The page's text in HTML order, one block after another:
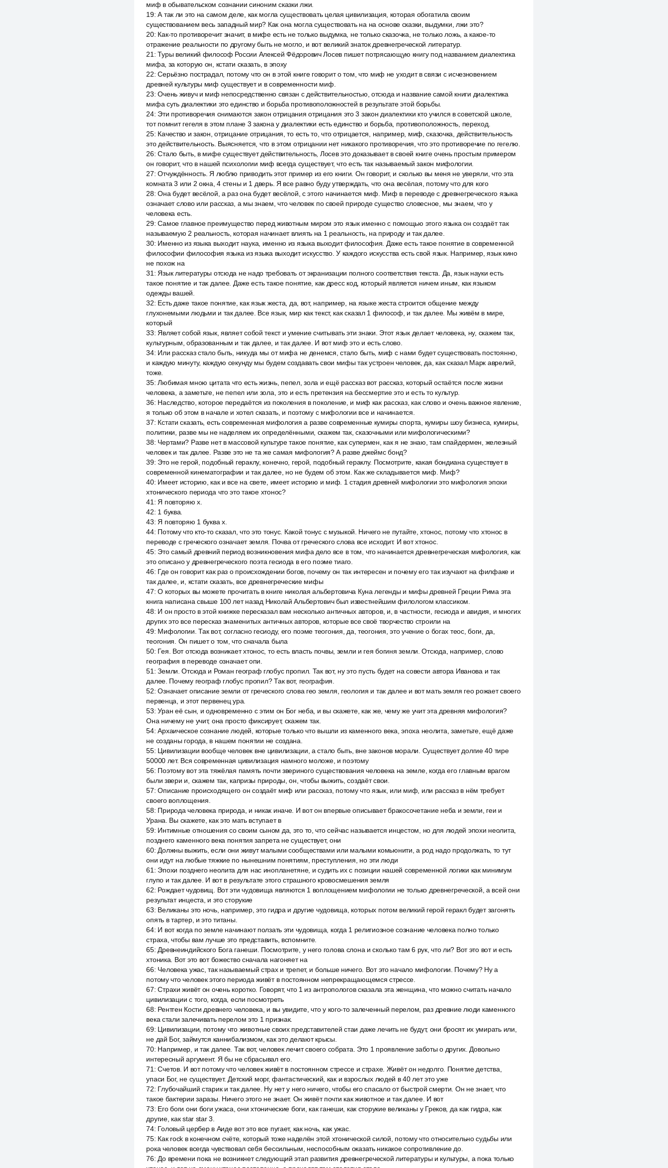
миф в обывательском сознании синоним сказки лжи.
19:А так ли это на самом деле, как могла существовать целая цивилизация, которая обогатила своим
существованием весь западный мир? Как она могла существовать на на основе сказки, выдумки, лжи это?
20: Как-то противоречит значит, в мифе есть не только выдумка, не только сказочка, не только ложь, а какое-то
отражение реальности по другому быть не могло, и вот великий знаток древнегреческой литератур.
21 :Туры великий философ России Алексей Фёдорович Лосев пишет потрясающую книгу под названием диалектика
мифа, за которую он, кстати сказать, в эпоху
22:Серьёзно пострадал, потому что он в этой книге говорит о том, что миф не уходит в связи с исчезновением
древней культуры миф существует и в современности миф.
23:Очень живуч и миф непосредственно связан с действительностью, отсюда и название самой книги диалектика
мифа суть диалектики это единство и борьба противоположностей в результате этой борьбы.
24: Эти противоречия снимаются закон отрицания отрицания это 3 закон диалектики кто учился в советской школе,
тот помнит гегеля в этом плане 3 закона у диалектики есть единство и борьба, противоположность, переход.
25: Качество и закон, отрицание отрицания, то есть то, что отрицается, например, миф, сказочка, действительность
это действительность. Выясняется, что в этом отрицании нет никакого противоречия, что это противоречие по гегелю.
26:Стало быть, в мифе существует действительность, Лосев это доказывает в своей книге очень простым примером
он говорит, что в нашей психологии миф всегда существует, что есть так называемый закон мифологии.
27:Отчуждённость. Я люблю приводить этот пример из его книги. Он говорит, и сколько вы меня не уверяли, что эта
комната 3 или 2 окна, 4 стены и 1 дверь. Я все равно буду утверждать, что она весёлая, потому что для кого
28:Она будет весёлой, а раз она будет весёлой, с этого начинается миф. Миф в переводе с древнегреческого языка
означает слово или рассказ, а мы знаем, что человек по своей природе существо словесное, мы знаем, что у
человека есть.
29:Самое главное преимущество перед животным миром это язык именно с помощью этого языка он создаёт так
называемую 2 реальность, которая начинает влиять на 1 реальность, на природу и так далее.
30: Именно из языка выходит наука, именно из языка выходит философия. Даже есть такое понятие в современной
философии философия языка из языка выходит искусство. У каждого искусства есть свой язык. Например, язык кино
не похож на
31 : Язык литературы отсюда не надо требовать от экранизации полного соответствия текста. Да, язык науки есть
такое понятие и так далее. Даже есть такое понятие, как дресс код, который является ничем иным, как языком
одежды вашей.
32: Есть даже такое понятие, как язык жеста, да, вот, например, на языке жеста строится общение между
глухонемыми людьми и так далее. Все язык, мир как текст, как сказал 1 философ, и так далее. Мы живём в мире,
который
33: Являет собой язык, являет собой текст и умение считывать эти знаки. Этот язык делает человека, ну, скажем так,
культурным, образованным и так далее, и так далее. И вот миф это и есть слово.
34: Или рассказ стало быть, никуда мы от мифа не денемся, стало быть, миф с нами будет существовать постоянно,
и каждую минуту, каждую секунду мы будем создавать свои мифы так устроен человек, да, как сказал Марк аврелий,
тоже.
35:Любимая мною цитата что есть жизнь, пепел, зола и ещё рассказ вот рассказ, который остаётся после жизни
человека, а заметьте, не пепел или зола, это и есть претензия на бессмертие это и есть то культур.
36: Наследство, которое передаётся из поколения в поколение, и миф как рассказ, как слово и очень важное явление,
я только об этом в начале и хотел сказать, и поэтому с мифологии все и начинается.
37: Кстати сказать, есть современная мифология а разве современные кумиры спорта, кумиры шоу бизнеса, кумиры,
политики, разве мы не наделяем их определёнными, скажем так, сказочными или мифологическими?
38: Чертами? Разве нет в массовой культуре такое понятие, как супермен, как я не знаю, там спайдермен, железный
человек и так далее. Разве это не та же самая мифология? А разве джеймс бонд?
39: Это не герой, подобный гераклу, конечно, герой, подобный гераклу. Посмотрите, какая бондиана существует в
современной кинематографии и так далее, но не будем об этом. Как же складывается миф. Миф?
40: Имеет историю, как и все на свете, имеет историю и миф. 1 стадия древней мифологии это мифология эпохи
хтонического периода что это такое хтонос?
41 : Я повторяю х.
42: 1 буква.
43: Я повторяю 1 буква х.
44: Потому что кто-то сказал, что это тонус. Какой тонус с музыкой. Ничего не путайте, хтонос, потому что хтонос в
переводе с греческого означает земля. Почва от греческого слова все исходит. И вот хтонос.
45: Это самый древний период возникновения мифа дело все в том, что начинается древнегреческая мифология, как
это описано у древнегреческого поэта гесиода в его поэме тиаго.
46: Где он говорит как раз о происхождении богов, почему он так интересен и почему его так изучают на филфаке и
так далее, и, кстати сказать, все древнегреческие мифы
47:О которых вы можете прочитать в книге николая альбертовича Куна легенды и мифы древней Греции Рима эта
книга написана свыше 100 лет назад Николай Альбертович был известнейшим филологом классиком.
48: И он просто в этой книжке пересказал вам несколько античных авторов, и, в частности, гесиода и авидия, и многих
других это все пересказ знаменитых античных авторов, которые все своё творчество строили на
49: Мифологии. Так вот, согласно гесиоду, его поэме теогония, да, теогония, это учение о богах теос, боги, да,
теогония. Он пишет о том, что сначала была
50: Гея. Вот отсюда возникает хтонос, то есть власть почвы, земли и гея богиня земли. Отсюда, например, слово
география в переводе означает опи.
51 :Земли. Отсюда и Роман географ глобус пропил. Так вот, ну это пусть будет на совести автора Иванова и так
далее. Почему географ глобус пропил? Так вот, география.
52:Означает описание земли от греческого слова гео земля, геология и так далее и вот мать земля гео рожает своего
первенца, и этот первенец ура.
53:Уран её сын, и одновременно с этим он Бог неба, и вы скажете, как же, чему же учит эта древняя мифология?
Она ничему не учит, она просто фиксирует, скажем так.
54:Архаическое сознание людей, которые только что вышли из каменного века, эпоха неолита, заметьте, ещё даже
не созданы города, в нашем понятии не создана.
55: Цивилизации вообще человек вне цивилизации, а стало быть, вне законов морали. Существует долгие 40 тире
50000 лет. Вся современная цивилизация намного моложе, и поэтому
56: Поэтому вот эта тяжёлая память почти звериного существования человека на земле, когда его главным врагом
были звери и, скажем так, капризы природы, он, чтобы выжить, создаёт свои.
57:Описание происходящего он создаёт миф или рассказ, потому что язык, или миф, или рассказ в нём требует
своего воплощения.
58: Природа человека природа, и никак иначе. И вот он впервые описывает бракосочетание неба и земли, геи и
Урана. Вы скажете, как это мать вступает в
59: Интимные отношения со своим сыном да, это то, что сейчас называется инцестом, но для людей эпохи неолита,
позднего каменного века понятия запрета не существует, они
60: Должны выжить, если они живут малыми сообществами или малыми комьюнити, а род надо продолжать, то тут
они идут на любые тяжкие по нынешним понятиям, преступления, но эти люди
61 : Эпохи позднего неолита для нас инопланетяне, и судить их с позиции нашей современной логики как минимум
глупо и так далее. И вот в результате этого страшного кровосмешения земля
62: Рождает чудовищ. Вот эти чудовища являются 1 воплощением мифологии не только древнегреческой, а всей они
результат инцеста, и это сторукие
63: Великаны это ночь, например, это гидра и другие чудовища, которых потом великий герой геракл будет загонять
опять в тартер, и это титаны.
64: И вот когда по земле начинают ползать эти чудовища, когда 1 религиозное сознание человека полно только
страха, чтобы вам лучше это представить, вспомните.
65: Древнеиндийского Бога ганеши. Посмотрите, у него голова слона и сколько там 6 рук, что ли? Вот это вот и есть
хтоника. Вот это вот божество сначала нагоняет на
66: Человека ужас, так называемый страх и трепет, и больше ничего. Вот это начало мифологии. Почему? Ну а
потому что человек этого периода живёт в постоянном непрекращающемся стрессе.
67:Страхи живёт он очень коротко. Говорят, что 1 из антропологов сказала эта женщина, что можно считать начало
цивилизации с того, когда, если посмотреть
68: Рентген Кости древнего человека, и вы увидите, что у кого-то залеченный перелом, раз древние люди каменного
века стали залечивать перелом это 1 признак.
69: Цивилизации, потому что животные своих представителей стаи даже лечить не будут, они бросят их умирать или,
не дай Бог, займутся каннибализмом, как это делают крысы.
70: Например, и так далее. Так вот, человек лечит своего собрата. Это 1 проявление заботы о других. Довольно
интересный аргумент. Я бы не сбрасывал его.
71 :Счетов. И вот потому что человек живёт в постоянном стрессе и страхе. Живёт он недолго. Понятие детства,
упаси Бог, не существует. Детский морг, фантастический, как и взрослых людей в 40 лет это уже
72: Глубочайший старик и так далее. Ну нет у него ничего, чтобы его спасало от быстрой смерти. Он не знает, что
такое бактерии заразы. Ничего этого не знает. Он живёт почти как животное и так далее. И вот
73: Его боги они боги ужаса, они хтонические боги, как ганеши, как сторукие великаны у Греков, да как гидра, как
другие, как star star 3.
74: Головый цербер в Аиде вот это все пугает, как ночь, как ужас.
75: Как rock в конечном счёте, который тоже наделён этой хтонической силой, потому что относительно судьбы или
рока человек всегда чувствовал себя бессильным, неспособным оказать никакое сопротивление до.
76: До времени пока не возникнет следующий этап развития древнегреческой литературы и культуры, а пока только